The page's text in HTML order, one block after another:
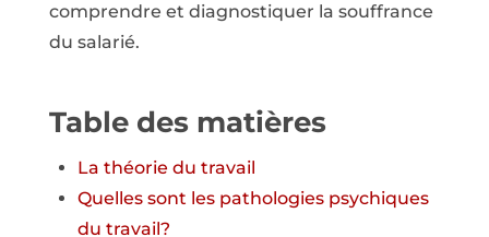
comprendre et diagnostiquer la souffrance
du salarié.
Table des matières
La théorie du travail
Quelles sont les pathologies psychiques
du travail?